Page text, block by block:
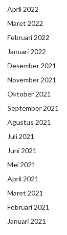
April 2022
Maret 2022
Februari 2022
Januari 2022
Desember 2021
November 2021
Oktober 2021
September 2021
Agustus 2021
Juli 2021
Juni 2021
Mei 2021
April 2021
Maret 2021
Februari 2021
Januari 2021